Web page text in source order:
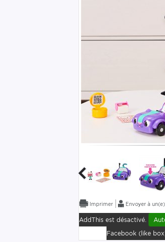
Envoyer à
AddThis est désactivé.
Facebook (like